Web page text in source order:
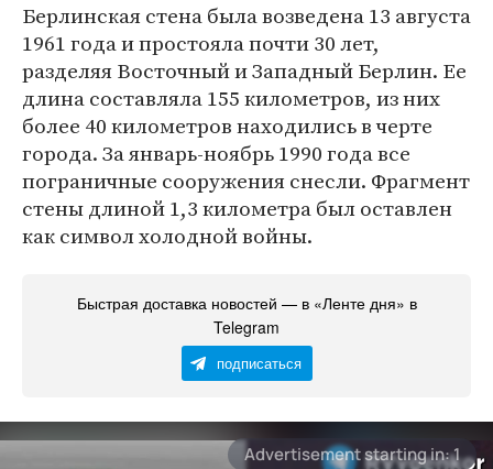
Берлинская стена была возведена 13 августа
1961 года и простояла почти 30 лет,
разделяя Восточный и Западный Берлин. Ее
длина составляла 155 километров, из них
более 40 километров находились в черте
города. За январь-ноябрь 1990 года все
пограничные сооружения снесли. Фрагмент
стены длиной 1,3 километра был оставлен
как символ холодной войны.
Быстрая доставка новостей — в «Ленте дня» в
Telegram
подписаться